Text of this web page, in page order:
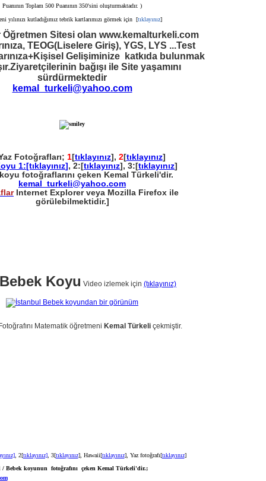
Puanının Toplam 500 Puanının 350'sini oluşturmaktadır. )
yılınızı kutladığımız tebrik kartlarımızı görmek için [tıklayınız]
Sitesi olan www.kemalturkeli.com
TEOG(Liselere Giriş), YGS, LYS ...Test
Gelişiminize katkıda bulunmak
bağışı ile Site yaşamını
sürdürmektedir
kemal_turkeli@yahoo.com
1[tıklayınız], 2[tıklayınız]
1:[tıklayınız], 2:[tıklayınız], 3:[tıklayınız]
fotoğraflarını çeken Kemal Türkeli'dir.
kemal_turkeli@yahoo.com
Internet Explorer veya Mozilla Firefox ile
görülebilmektidir.]
Bebek Koyu Video izlemek için (tıklayınız)
Matematik öğretmeni Kemal Türkeli çekmiştir.
, 2[tıklayınız], 3[tıklayınız], Hawaii[tıklayınız], Yaz fotoğrafı[tıklayınız]
Bebek koyunun fotoğrafını çeken Kemal Türkeli'dir.;